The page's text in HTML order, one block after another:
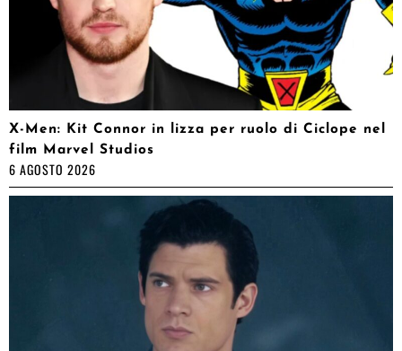
X-Men: Kit Connor in lizza per ruolo di Ciclope nel
film Marvel Studios
6 AGOSTO 2026